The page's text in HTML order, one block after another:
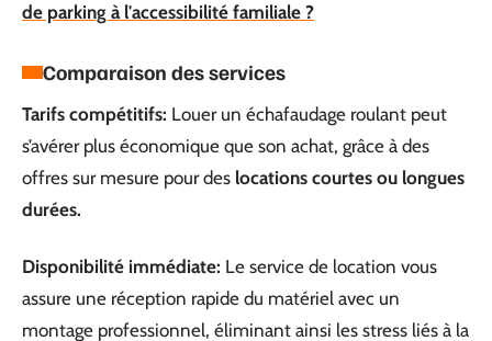
de parking à l'accessibilité familiale ?
Comparaison des services
Tarifs compétitifs: Louer un échafaudage roulant peut
s’avérer plus économique que son achat, grâce à des
offres sur mesure pour des locations courtes ou longues
durées.
Disponibilité immédiate: Le service de location vous
assure une réception rapide du matériel avec un
montage professionnel, éliminant ainsi les stress liés à la